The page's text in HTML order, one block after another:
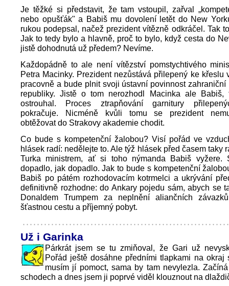
Je těžké si představit, že tam vstoupil, zařval
nebo opušťák" a Babiš mu dovolení letět do New
rukou podepsal, načež prezident vítězně odkráčel. Tak
Jak to tedy bylo a hlavně, proč to bylo, když cesta do
jistě dohodnutá už předem? Nevíme.
Každopádně to ale není vítězství pomstychtivého
Petra Macinky. Prezident nezůstává přilepený ke křeslu
pracovně a bude plnit svoji ústavní povinnost zahraniční
republiky. Jistě o tom nerozhodl Macinka ale Babiš,
ostrouhal. Proces ztrapňování garnitury
pokračuje. Nicméně kvůli tomu se prezident
obtěžovat do Strakovy akademie chodit.
Co bude s kompetenční žalobou? Visí pořád ve
hlásek radí: nedělejte to. Ale týž hlásek před časem taky
Turka ministrem, ať si toho nýmanda Babiš vyžere.
dopadlo, jak dopadlo. Jak to bude s kompetenční
Babiš po pátém rozhodovacím kotrmelci a ukrývání
definitivně rozhodne: do Ankary pojedu sám, abych se
Donaldem Trumpem za neplnění aliančních
šťastnou cestu a příjemný pobyt.
Už i Garinka
Párkrát jsem se tu zmiňoval, že Gari už
Pořád ještě dosáhne předními tlapkami na okraj
musím jí pomoct, sama by tam nevylezla.
schodech a dnes jsem ji poprvé viděl klouznout na